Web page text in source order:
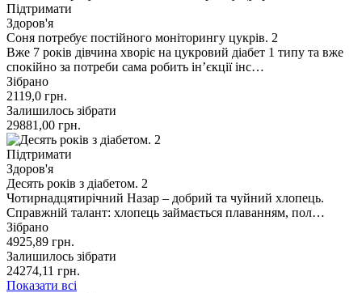
Підтримати
Здоров'я
Соня потребує постійного моніторингу цукрів. 2
Вже 7 років дівчина хворіє на цукровий діабет 1 типу та вже
спокійно за потреби сама робить інʼєкції інс…
Зібрано
2119,0 грн.
Залишилось зібрати
29881,00 грн.
Підтримати
Здоров'я
Десять років з діабетом. 2
Чотирнадцятирічний Назар – добрий та чуйний хлопець.
Справжній талант: хлопець займається плаванням, пол…
Зібрано
4925,89 грн.
Залишилось зібрати
24274,11 грн.
Показати всі